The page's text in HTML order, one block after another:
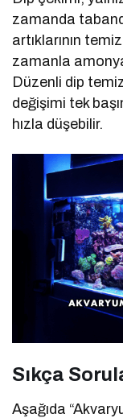
zamanda
artıklarının
zamanla
Düzenli dip
değişimi tek
hızla düşebilir.
Sıkça
Aşağıda